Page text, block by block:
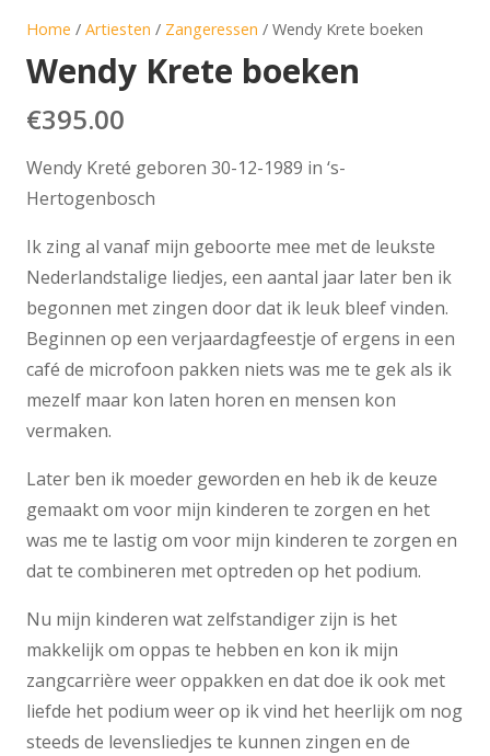
Home / Artiesten / Zangeressen / Wendy Krete boeken
Wendy Krete boeken
€395.00
Wendy Kreté geboren 30-12-1989 in ‘s-
Hertogenbosch
Ik zing al vanaf mijn geboorte mee met de leukste
Nederlandstalige liedjes, een aantal jaar later ben ik
begonnen met zingen door dat ik leuk bleef vinden.
Beginnen op een verjaardagfeestje of ergens in een
café de microfoon pakken niets was me te gek als ik
mezelf maar kon laten horen en mensen kon
vermaken.
Later ben ik moeder geworden en heb ik de keuze
gemaakt om voor mijn kinderen te zorgen en het
was me te lastig om voor mijn kinderen te zorgen en
dat te combineren met optreden op het podium.
Nu mijn kinderen wat zelfstandiger zijn is het
makkelijk om oppas te hebben en kon ik mijn
zangcarrière weer oppakken en dat doe ik ook met
liefde het podium weer op ik vind het heerlijk om nog
steeds de levensliedjes te kunnen zingen en de